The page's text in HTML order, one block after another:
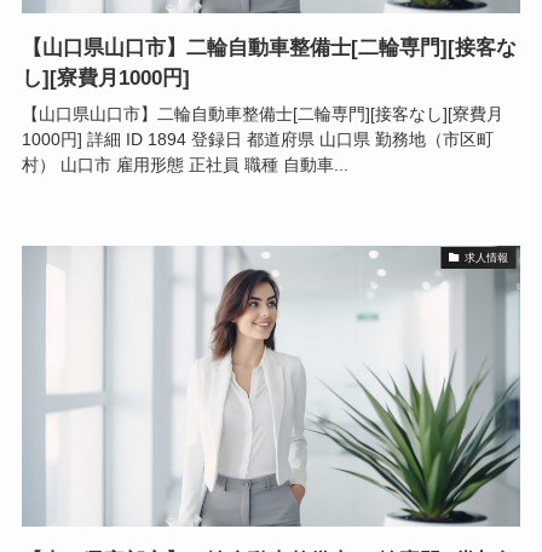
【山口県山口市】二輪自動車整備士[二輪専門][接客な
し][寮費月1000円]
【山口県山口市】二輪自動車整備士[二輪専門][接客なし][寮費月
1000円] 詳細 ID 1894 登録日 都道府県 山口県 勤務地（市区町
村） 山口市 雇用形態 正社員 職種 自動車...
求人情報